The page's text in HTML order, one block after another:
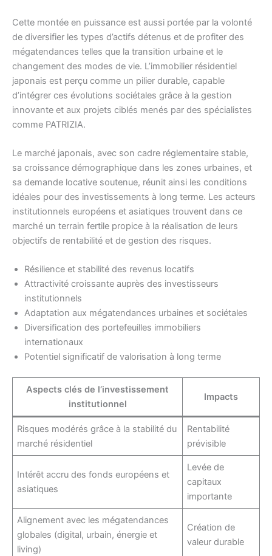
Cette montée en puissance est aussi portée par la volonté
de diversifier les types d’actifs détenus et de profiter des
mégatendances telles que la transition urbaine et le
changement des modes de vie. L’immobilier résidentiel
japonais est perçu comme un pilier durable, capable
d’intégrer ces évolutions sociétales grâce à la gestion
innovante et aux projets ciblés menés par des spécialistes
comme PATRIZIA.
Le marché japonais, avec son cadre réglementaire stable,
sa croissance démographique dans les zones urbaines, et
sa demande locative soutenue, réunit ainsi les conditions
idéales pour des investissements à long terme. Les acteurs
institutionnels européens et asiatiques trouvent dans ce
marché un terrain fertile propice à la réalisation de leurs
objectifs de rentabilité et de gestion des risques.
Résilience et stabilité des revenus locatifs
Attractivité croissante auprès des investisseurs
institutionnels
Adaptation aux mégatendances urbaines et sociétales
Diversification des portefeuilles immobiliers
internationaux
Potentiel significatif de valorisation à long terme
Aspects clés de l’investissement
institutionnel
Impacts
Risques modérés grâce à la stabilité du
marché résidentiel
Rentabilité
prévisible
Intérêt accru des fonds européens et
asiatiques
Levée de
capitaux
importante
Alignement avec les mégatendances
globales (digital, urbain, énergie et
living)
Création de
valeur durable